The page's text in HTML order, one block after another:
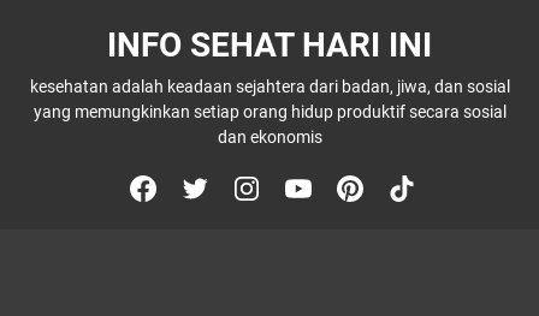
INFO SEHAT HARI INI
kesehatan adalah keadaan sejahtera dari badan, jiwa, dan sosial
yang memungkinkan setiap orang hidup produktif secara sosial
dan ekonomis